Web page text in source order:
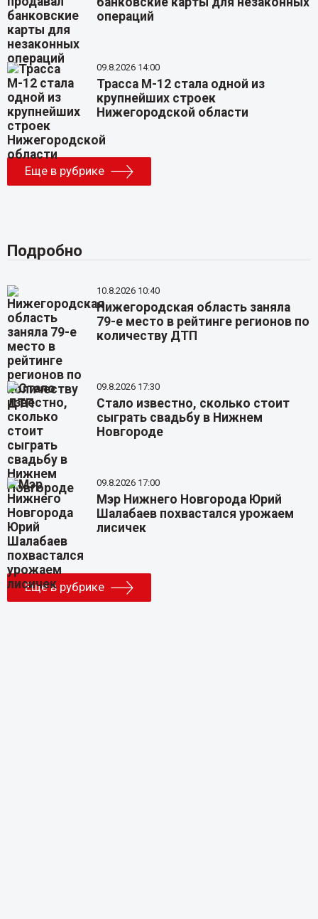
операций
09.8.2026 14:00
Трасса М-12 стала одной из
крупнейших строек
Нижегородской области
Еще в рубрике
Подробно
10.8.2026 10:40
Нижегородская область заняла
79-е место в рейтинге регионов по
количеству ДТП
09.8.2026 17:30
Стало известно, сколько стоит
сыграть свадьбу в Нижнем
Новгороде
09.8.2026 17:00
Мэр Нижнего Новгорода Юрий
Шалабаев похвастался урожаем
лисичек
Еще в рубрике